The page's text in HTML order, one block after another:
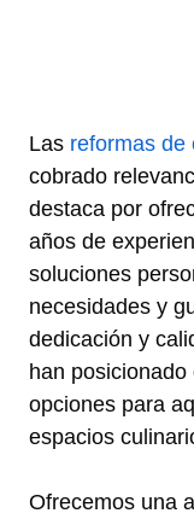
Las reformas de
cobrado
destaca por
años de
soluciones
necesidades y
dedicación y
han
opciones para
espacios
Ofrecemos una